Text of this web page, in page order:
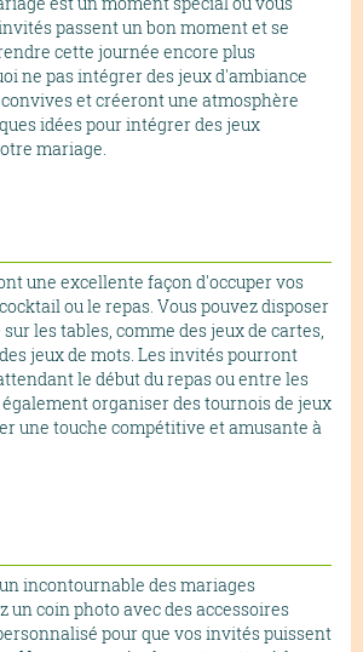
passent un bon moment et se
cette journée encore plus
ne pas intégrer des jeux d'ambiance
et créeront une atmosphère
idées pour intégrer des jeux
mariage.
une excellente façon d'occuper vos
ou le repas. Vous pouvez disposer
les tables, comme des jeux de cartes,
jeux de mots. Les invités pourront
le début du repas ou entre les
organiser des tournois de jeux
une touche compétitive et amusante à
incontournable des mariages
un coin photo avec des accessoires
pour que vos invités puissent